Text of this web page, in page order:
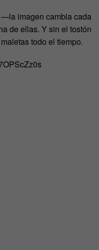
imagen cambia cada
de ellas. Y sin el tostón
todo el tiempo.